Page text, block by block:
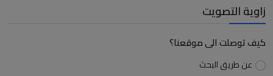
زاوية التصويت
كيف توصلت الى موقعنا؟
عن طريق البحث